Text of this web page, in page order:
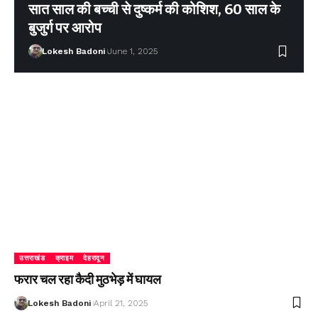
सात साल की बच्ची से दुष्कर्म की कोशिश, 60 साल के
बुजुर्ग पर आरोप
Lokesh Badoni June 1, 2025
उत्तराखंड क्राइम देहरादून
फरार चल रहा कैदी मुठभेड़ में घायल
Lokesh Badoni April 21, 2025